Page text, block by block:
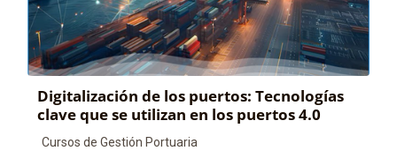
Digitalización de los puertos: Tecnologías
clave que se utilizan en los puertos 4.0
Categoría de cursos
Cursos de Gestión Portuaria